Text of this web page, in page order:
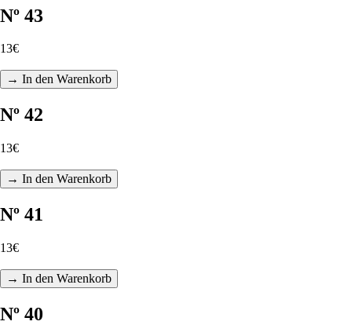
Nº 43
13€
→ In den Warenkorb
Nº 42
13€
→ In den Warenkorb
Nº 41
13€
→ In den Warenkorb
Nº 40